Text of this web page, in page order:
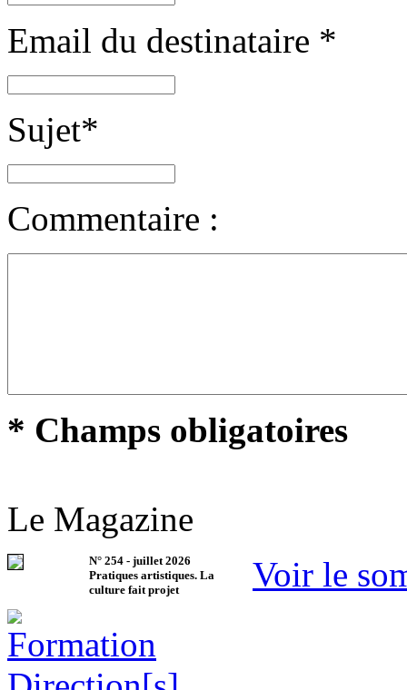
Email du destinataire *
Sujet*
Commentaire :
* Champs obligatoires
Le Magazine
N° 254 - juillet 2026
Pratiques artistiques. La
culture fait projet
Voir le